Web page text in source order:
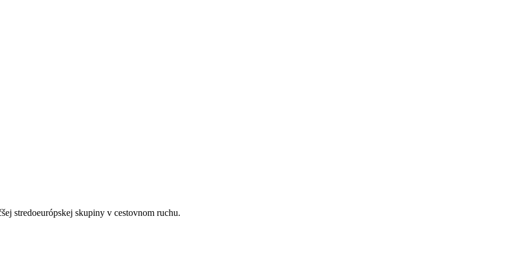
stredoeurópskej skupiny v cestovnom ruchu.